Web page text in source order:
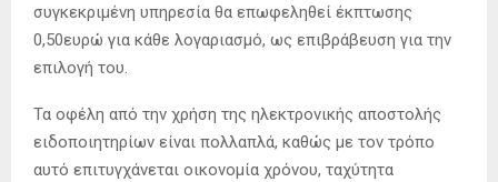
συγκεκριμένη υπηρεσία θα επωφεληθεί έκπτωσης
0,50ευρώ για κάθε λογαριασμό, ως επιβράβευση για την
επιλογή του.
Τα οφέλη από την χρήση της ηλεκτρονικής αποστολής
ειδοποιητηρίων είναι πολλαπλά, καθώς με τον τρόπο
αυτό επιτυγχάνεται οικονομία χρόνου, ταχύτητα